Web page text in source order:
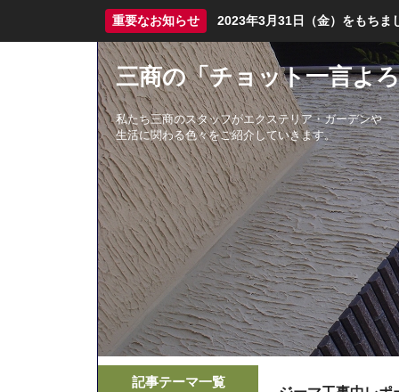
重要なお知らせ 2023年3月31日（金）をもちま
三商の「チョット一言よ
私たち三商のスタッフがエクステリア・ガーデンや
生活に関わる色々をご紹介していきます。
記事テーマ一覧